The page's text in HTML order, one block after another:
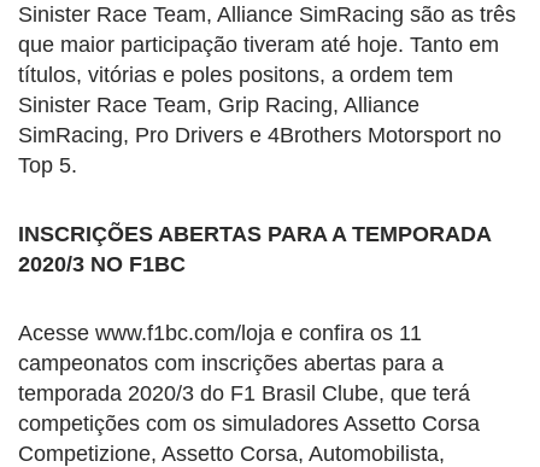
Sinister Race Team, Alliance SimRacing são as três
que maior participação tiveram até hoje. Tanto em
títulos, vitórias e poles positons, a ordem tem
Sinister Race Team, Grip Racing, Alliance
SimRacing, Pro Drivers e 4Brothers Motorsport no
Top 5.
INSCRIÇÕES ABERTAS PARA A TEMPORADA
2020/3 NO F1BC
Acesse www.f1bc.com/loja e confira os 11
campeonatos com inscrições abertas para a
temporada 2020/3 do F1 Brasil Clube, que terá
competições com os simuladores Assetto Corsa
Competizione, Assetto Corsa, Automobilista,